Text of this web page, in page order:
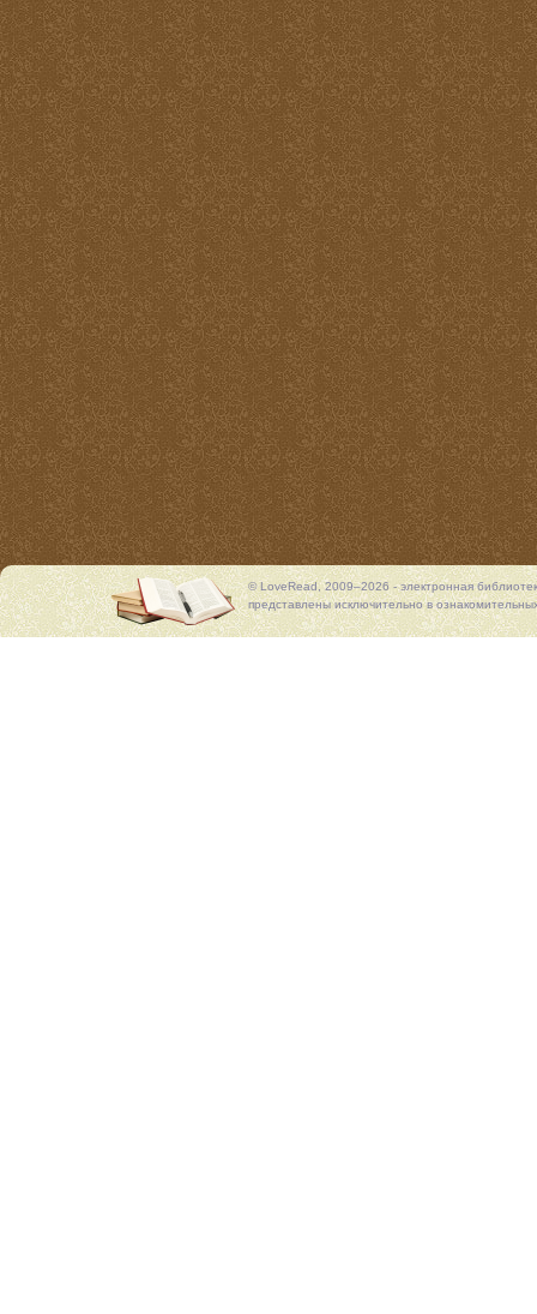
© LoveRead, 2009–2026 - электронная
представлены исключительно в